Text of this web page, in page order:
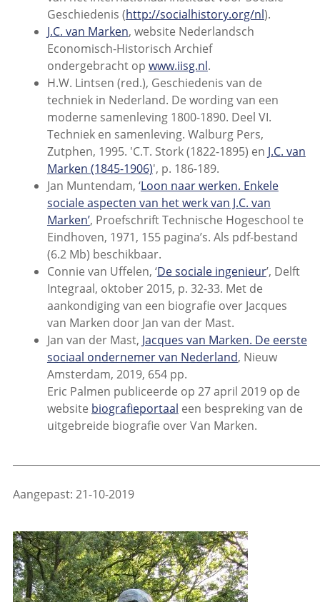
Geschiedenis (http://socialhistory.org/nl).
J.C. van Marken, website Nederlandsch
Economisch-Historisch Archief
ondergebracht op www.iisg.nl.
H.W. Lintsen (red.), Geschiedenis van de
techniek in Nederland. De wording van een
moderne samenleving 1800-1890. Deel VI.
Techniek en samenleving. Walburg Pers,
Zutphen, 1995. 'C.T. Stork (1822-1895) en J.C. van
Marken (1845-1906)', p. 186-189.
Jan Muntendam, ‘Loon naar werken. Enkele
sociale aspecten van het werk van J.C. van
Marken’, Proefschrift Technische Hogeschool te
Eindhoven, 1971, 155 pagina’s. Als pdf-bestand
(6.2 Mb) beschikbaar.
Connie van Uffelen, ‘De sociale ingenieur’, Delft
Integraal, oktober 2015, p. 32-33. Met de
aankondiging van een biografie over Jacques
van Marken door Jan van der Mast.
Jan van der Mast, Jacques van Marken. De eerste
sociaal ondernemer van Nederland, Nieuw
Amsterdam, 2019, 654 pp.
Eric Palmen publiceerde op 27 april 2019 op de
website biografieportaal een bespreking van de
uitgebreide biografie over Van Marken.
Aangepast: 21-10-2019